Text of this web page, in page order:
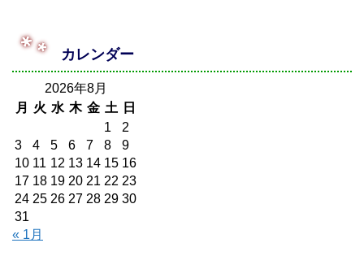
カレンダー
2026年8月
月
火 水 木 金 土 日
1
2
3
4 5 6 7 8
9
10 11 12 13 14 15 16
17 18 19 20 21 22 23
24 25 26 27 28 29 30
31
« 1月